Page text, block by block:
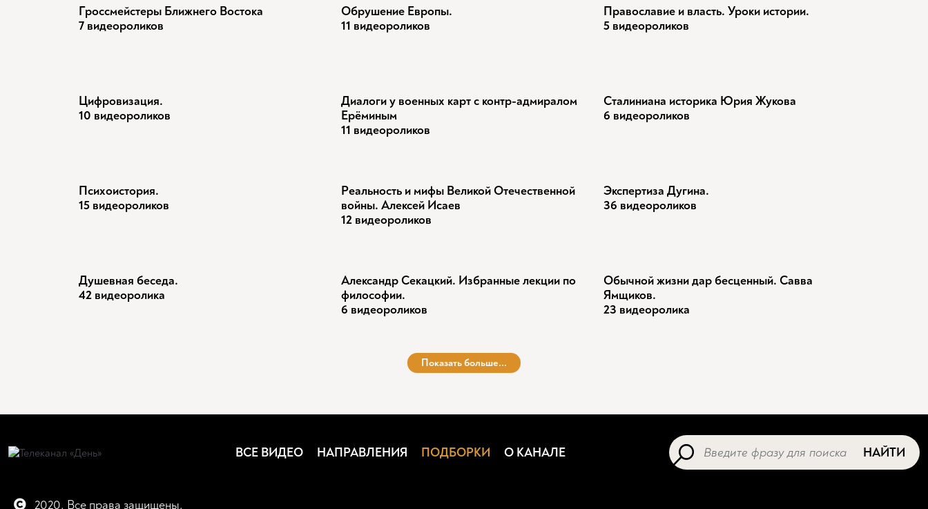
Гроссмейстеры Ближнего Востока
7 видеороликов
Обрушение Европы.
11 видеороликов
Православие и власть. Уроки истории.
5 видеороликов
Цифровизация.
10 видеороликов
Диалоги у военных карт с контр-адмиралом
Ерёминым
11 видеороликов
Сталиниана историка Юрия Жукова
6 видеороликов
Психоистория.
15 видеороликов
Реальность и мифы Великой Отечественной
войны. Алексей Исаев
12 видеороликов
Экспертиза Дугина.
36 видеороликов
Душевная беседа.
42 видеоролика
Александр Секацкий. Избранные лекции по
философии.
6 видеороликов
Обычной жизни дар бесценный. Савва
Ямщиков.
23 видеоролика
Показать больше...
ВСЕ ВИДЕО НАПРАВЛЕНИЯ ПОДБОРКИ О КАНАЛЕ НАЙТИ
2020. Все права защищены.